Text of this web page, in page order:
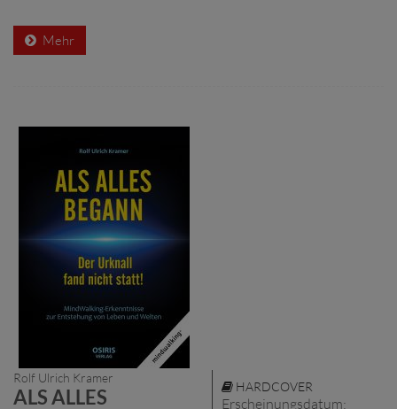
Mehr
Rolf Ulrich Kramer
ALS ALLES
HARDCOVER
Erscheinungsdatum: